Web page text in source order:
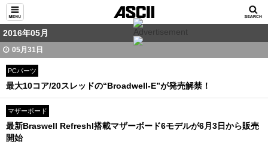
2016年05月
05月31日
PCパーツ
最大10コア/20スレッドの“Broadwell-E”が発売解禁！
マザーボード
最新Braswell Refreshl搭載マザーボード6モデルが6月3日から販売
開始